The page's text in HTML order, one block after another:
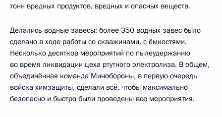
тонн вредных продуктов, вредных и опасных веществ.
Делались водные завесы: более 350 водных завес было
сделано в ходе работы со скважинами, с ёмкостями.
Несколько десятков мероприятий по пылеудержанию
во время ликвидации цеха ртутного электролиза. В общем,
объединённая команда Минобороны, в первую очередь
войска химзащиты, сделали всё, чтобы максимально
безопасно и быстро были проведены все мероприятия.